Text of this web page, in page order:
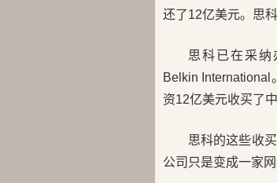
还了12亿美元。思
思科已在采纳
Belkin
资12亿美元收买了
思科的这些收
公司只是变成一家